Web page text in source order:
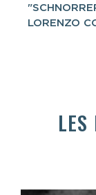
LORENZO